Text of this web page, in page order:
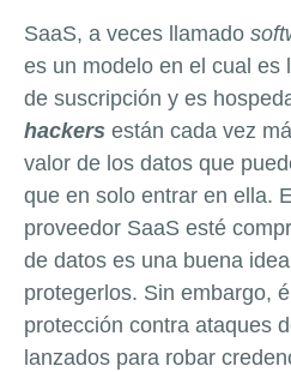
SaaS, a veces llamado
es un modelo en el cual es
de suscripción y es
hackers están cada vez
valor de los datos que
que en solo entrar en ella.
proveedor SaaS esté
de datos es una buena
protegerlos. Sin embargo,
protección contra ataques
lanzados para robar